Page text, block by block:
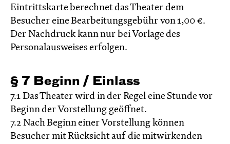
Eintrittskarte berechnet das Theater dem
Besucher eine Bearbeitungsgebühr von 1,00 €.
Der Nachdruck kann nur bei Vorlage des
Personalausweises erfolgen.
§ 7 Beginn / Einlass
7.1 Das Theater wird in der Regel eine Stunde vor
Beginn der Vorstellung geöffnet.
7.2 Nach Beginn einer Vorstellung können
Besucher mit Rücksicht auf die mitwirkenden